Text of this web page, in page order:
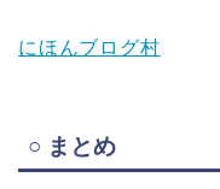
にほんブログ村
○ まとめ